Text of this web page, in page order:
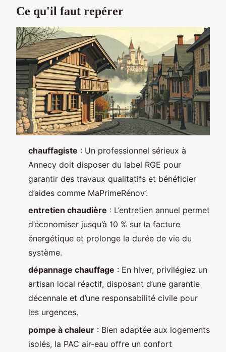
Ce qu'il faut repérer
chauffagiste : Un professionnel sérieux à
Annecy doit disposer du label RGE pour
garantir des travaux qualitatifs et bénéficier
d’aides comme MaPrimeRénov’.
entretien chaudière : L’entretien annuel permet
d’économiser jusqu’à 10 % sur la facture
énergétique et prolonge la durée de vie du
système.
dépannage chauffage : En hiver, privilégiez un
artisan local réactif, disposant d’une garantie
décennale et d’une responsabilité civile pour
les urgences.
pompe à chaleur : Bien adaptée aux logements
isolés, la PAC air-eau offre un confort